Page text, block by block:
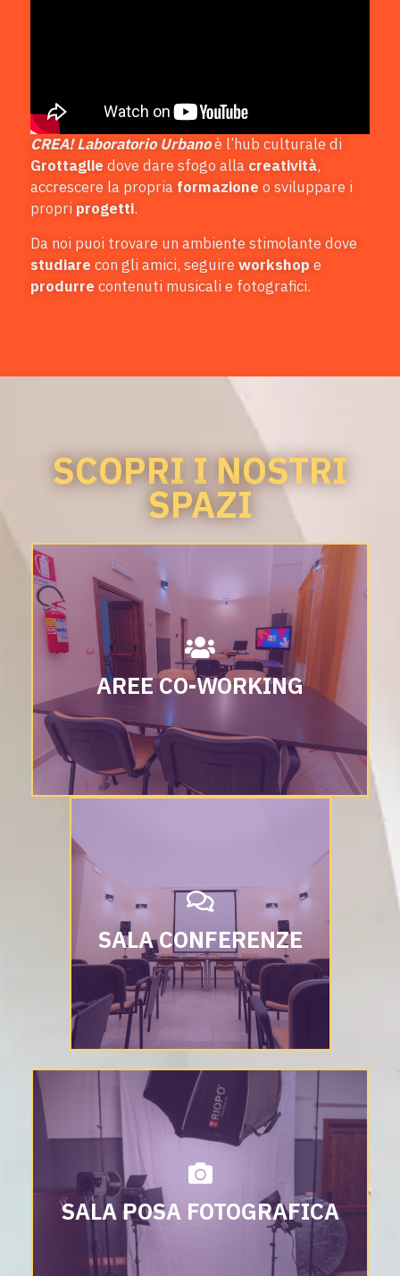
CREA! Laboratorio Urbanoè l’hub culturale di
Grottaglie dove dare sfogo alla creatività,
accrescere la propria formazione o sviluppare i
propri progetti.
Da noi puoi trovare un ambiente stimolante dove
studiare con gli amici, seguire workshop e
produrre contenuti musicali e fotografici.
SCOPRI I NOSTRI
SPAZI
AREE CO-WORKING
SALA CONFERENZE
SALA POSA FOTOGRAFICA